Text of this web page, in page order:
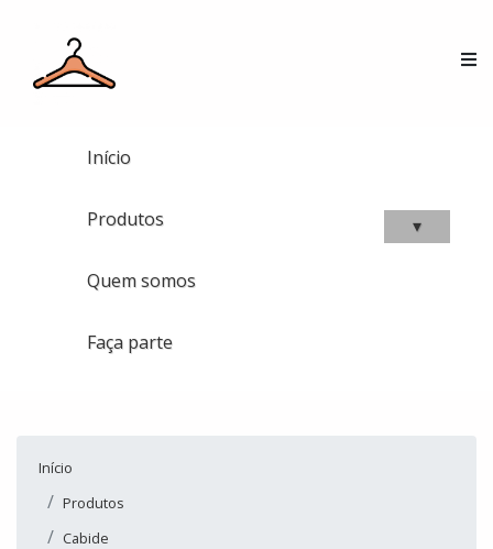
Início
Produtos ▾
Quem somos
Faça parte
Início
Produtos
Cabide